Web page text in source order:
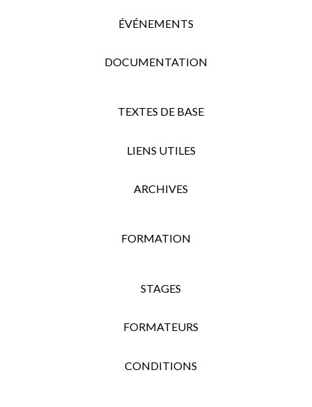
ÉVÉNEMENTS
DOCUMENTATION
TEXTES DE BASE
LIENS UTILES
ARCHIVES
FORMATION
STAGES
FORMATEURS
CONDITIONS